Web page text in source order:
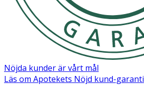
Nöjda kunder är vårt mål
Läs om Apotekets Nöjd kund-garanti